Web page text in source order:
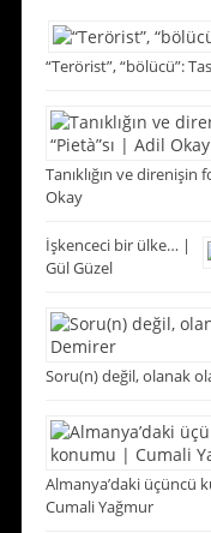
“Terörist”, “bölücü”:
Tanıklığın ve direnişin
Okay
İşkenceci bir ülke… |
Gül Güzel
Soru(n) değil, olanak
Almanya’daki üçüncü
Cumali Yağmur